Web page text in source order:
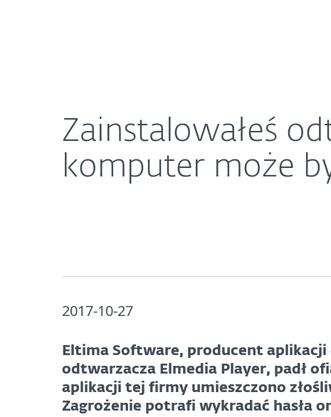
Zainstalowałeś
komputer może
2017-10-27
Eltima Software, producent
odtwarzacza Elmedia Player, padł
aplikacji tej firmy umieszczono
Zagrożenie potrafi wykradać hasła